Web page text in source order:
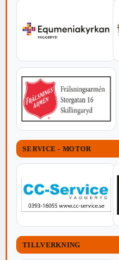
SERVICE - MOTOR
TILLVERKNING